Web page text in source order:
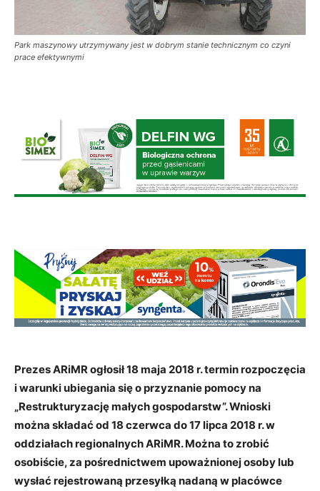
Park maszynowy utrzymywany jest w dobrym stanie technicznym co czyni
prace efektywnymi
Prezes ARiMR ogłosił 18 maja 2018 r. termin rozpoczęcia
i warunki ubiegania się o przyznanie pomocy na
„Restrukturyzację małych gospodarstw”. Wnioski
można składać od 18 czerwca do 17 lipca 2018 r. w
oddziałach regionalnych ARiMR. Można to zrobić
osobiście, za pośrednictwem upoważnionej osoby lub
wysłać rejestrowaną przesyłką nadaną w placówce